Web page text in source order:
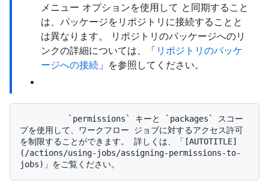
メニュー オプションを使用して と同期すること
は、パッケージをリポジトリに接続することと
は異なります。 リポジトリのパッケージへのリ
ンクの詳細については、「 リポジトリのパッケ
ージへの接続 」を参照してください。
プを使用して、ワークフロー ジョブに対するアクセス許可
を制限することができます。 詳しくは、「[AUTOTITLE]
(/actions/using-jobs/assigning-permissions-to-